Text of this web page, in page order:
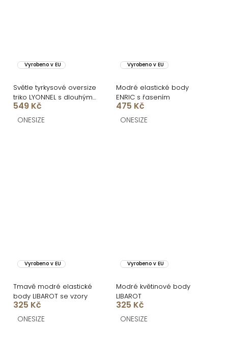
Vyrobeno v EU
Světle tyrkysové oversize
triko LYONNEL s dlouhým
rukávem
549 Kč
ONESIZE
Vyrobeno v EU
Modré elastické body
ENRIC s řasením
475 Kč
ONESIZE
Vyrobeno v EU
Tmavě modré elastické
body LIBAROT se vzory
325 Kč
ONESIZE
Vyrobeno v EU
Modré květinové body
LIBAROT
325 Kč
ONESIZE